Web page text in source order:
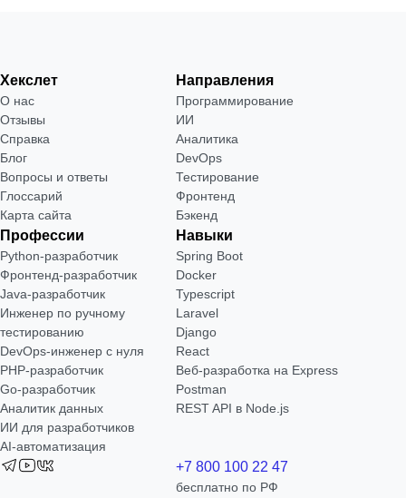
Хекслет
О нас
Отзывы
Справка
Блог
Вопросы и ответы
Глоссарий
Карта сайта
Направления
Программирование
ИИ
Аналитика
DevOps
Тестирование
Фронтенд
Бэкенд
Профессии
Python-разработчик
Фронтенд-разработчик
Java-разработчик
Инженер по ручному
тестированию
DevOps-инженер с нуля
РНР-разработчик
Go-разработчик
Аналитик данных
ИИ для разработчиков
AI-автоматизация
Навыки
Spring Boot
Docker
Typescript
Laravel
Django
React
Веб-разработка на Express
Postman
REST API в Node.js
+7 800 100 22 47
бесплатно по РФ